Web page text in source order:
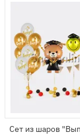
Сет из шаров